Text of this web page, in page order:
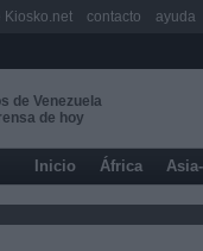
de Venezuela
de hoy
Inicio África
Kiosko.net contacto ayuda